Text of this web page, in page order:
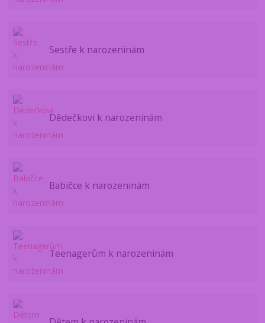
Sestře k narozeninám
Dědečkovi k narozeninám
Babičce k narozeninám
Teenagerům k narozeninám